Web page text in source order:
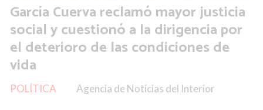
García Cuerva reclamó mayor justicia
social y cuestionó a la dirigencia por
el deterioro de las condiciones de
vida
Agencia de Noticias del Interior
POLÍTICA